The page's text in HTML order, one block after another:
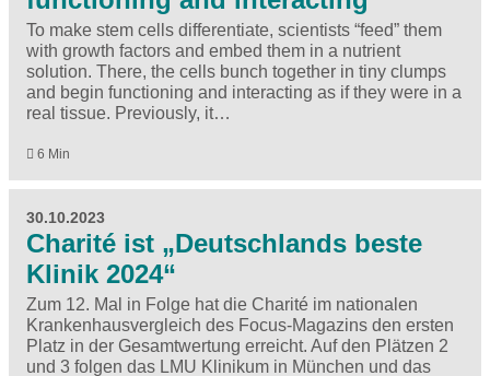
To make stem cells differentiate, scientists “feed” them
with growth factors and embed them in a nutrient
solution. There, the cells bunch together in tiny clumps
and begin functioning and interacting as if they were in a
real tissue. Previously, it…
6 Min
30.10.2023
Charité ist „Deutschlands beste
Klinik 2024“
Zum 12. Mal in Folge hat die Charité im nationalen
Krankenhausvergleich des Focus-Magazins den ersten
Platz in der Gesamtwertung erreicht. Auf den Plätzen 2
und 3 folgen das LMU Klinikum in München und das